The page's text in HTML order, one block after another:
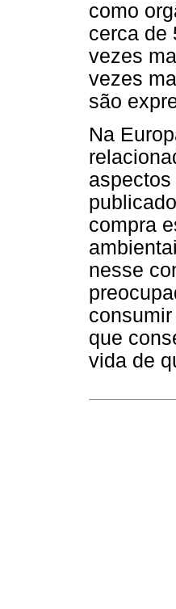
como
cerca de
vezes
vezes
são
Na
compra
nesse
que
vida de